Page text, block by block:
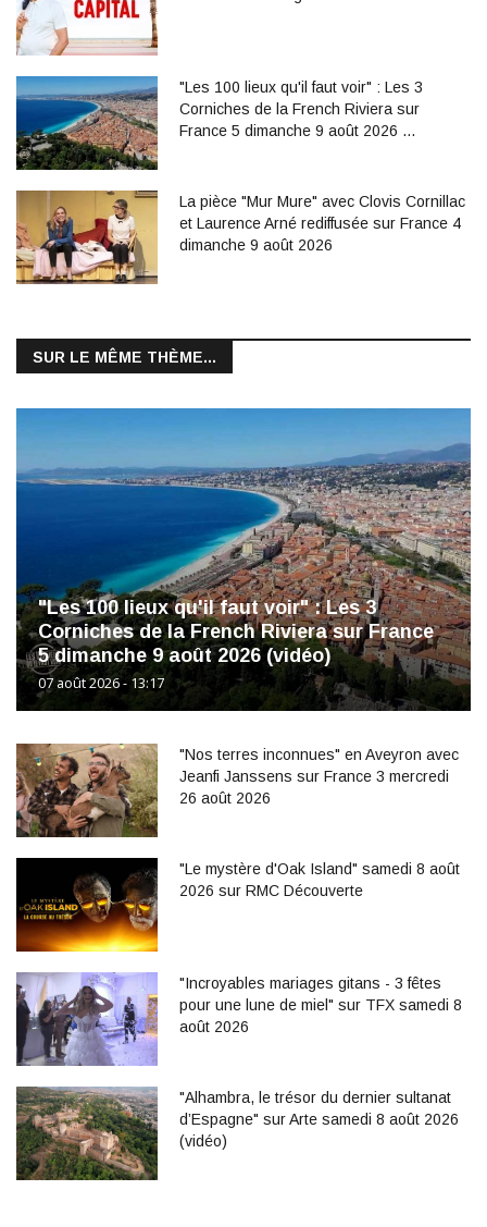
"Les 100 lieux qu'il faut voir" : Les 3
Corniches de la French Riviera sur
France 5 dimanche 9 août 2026 …
La pièce "Mur Mure" avec Clovis Cornillac
et Laurence Arné rediffusée sur France 4
dimanche 9 août 2026
SUR LE MÊME THÈME...
"Les 100 lieux qu'il faut voir" : Les 3
Corniches de la French Riviera sur France
5 dimanche 9 août 2026 (vidéo)
07 août 2026 - 13:17
"Nos terres inconnues" en Aveyron avec
Jeanfi Janssens sur France 3 mercredi
26 août 2026
"Le mystère d'Oak Island" samedi 8 août
2026 sur RMC Découverte
"Incroyables mariages gitans - 3 fêtes
pour une lune de miel" sur TFX samedi 8
août 2026
"Alhambra, le trésor du dernier sultanat
d’Espagne" sur Arte samedi 8 août 2026
(vidéo)